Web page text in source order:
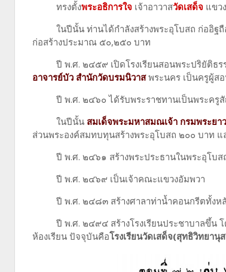
ทรงตั้งพระอธิการใจ เจ้าอาวาสวัดเสด็จ แขว
ในปีนั้น ท่านได้กำลังสร้างพระอุโบสถ ก่ออิฐถือ
ก่อสร้างประมาณ ๕๐,๒๕๐ บาท
ปี พ.ศ. ๒๔๕๙ เปิดโรงเรียนสอนพระปริยัติธร
อาจารย์บัว สำนักวัดบรมนิวาสพระนคร เป็นครูผู้ส
ปี พ.ศ. ๒๔๖๐ ได้รับพระราชทานเป็นพระค
ในปีนั้น สมเด็จพระมหาสมณเจ้า กรมพระย
ส่วนพระองค์สมทบทุนสร้างพระอุโบสถ ๒๐๐ บาท แ
ปี พ.ศ. ๒๔๖๑ สร้างพระประธานในพระอุโบส
ปี พ.ศ. ๒๔๖๙ เป็นเจ้าคณะแขวงอัมพวา
ปี พ.ศ. ๒๔๘๓ สร้างศาลาท่าน้ำคอนกรีตทั้งหลัง
ปี พ.ศ. ๒๔๙๔ สร้างโรงเรียนประชาบาลขึ้น โด
ห้องเรียน ปัจจุบันคือโรงเรียนวัดเสด็จ(สุทธิวิทยานุ